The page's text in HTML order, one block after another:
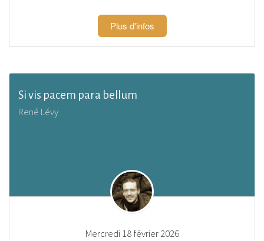
Plus d'infos
Si vis pacem para bellum
René Lévy
Mercredi 18 février 2026